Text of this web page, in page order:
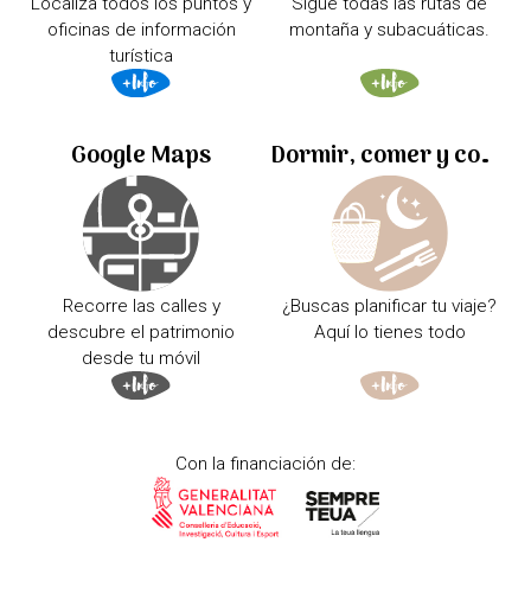
oficinas de información
turística
montaña y subacuáticas.
Google Maps
Recorre las calles y
descubre el patrimonio
desde tu móvil
Dormir, comer y comprar
¿Buscas planificar tu viaje?
Aquí lo tienes todo
Con la financiación de: